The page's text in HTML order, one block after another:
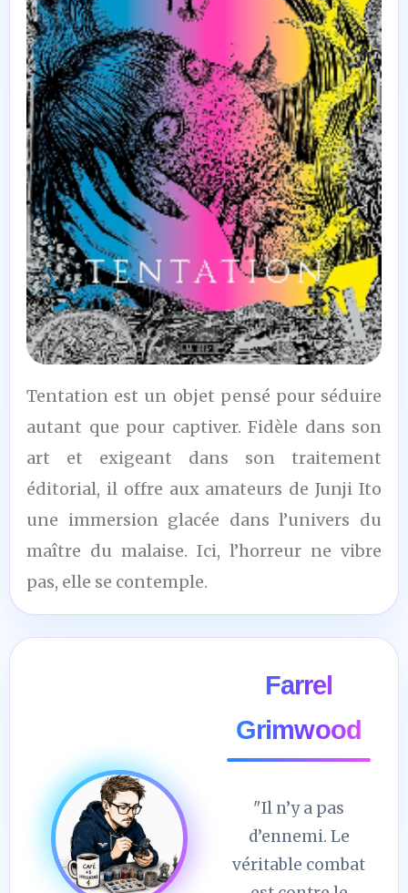
7,5
/10
Tentation est un objet pensé pour séduire
autant que pour captiver. Fidèle dans son
art et exigeant dans son traitement
éditorial, il offre aux amateurs de Junji Ito
une immersion glacée dans l’univers du
maître du malaise. Ici, l’horreur ne vibre
pas, elle se contemple.
Farrel
Grimwood
"Il n’y a pas
d’ennemi. Le
véritable combat